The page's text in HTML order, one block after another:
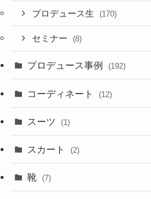
プロデュース生 (170)
セミナー (8)
プロデュース事例 (192)
コーディネート (12)
スーツ (1)
スカート (2)
靴 (7)